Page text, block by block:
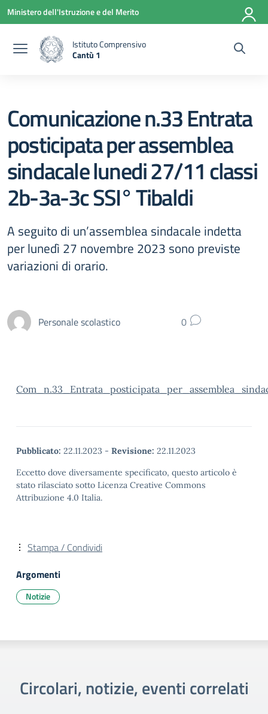
Vai ai contenuti
Vai al menu di navigazione
Vai al footer
Ministero dell'Istruzione e del Merito
Istituto Comprensivo
Cantù 1
Comunicazione n.33 Entrata
posticipata per assemblea
sindacale lunedi 27/11 classi
2b-3a-3c SSI° Tibaldi
A seguito di un’assemblea sindacale indetta
per lunedì 27 novembre 2023 sono previste
variazioni di orario.
Personale scolastico 0
Pubblicato: 22.11.2023 - Revisione: 22.11.2023
Eccetto dove diversamente specificato, questo articolo è
stato rilasciato sotto Licenza Creative Commons
Attribuzione 4.0 Italia.
Stampa / Condividi
Argomenti
Notizie
Circolari, notizie, eventi correlati